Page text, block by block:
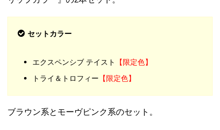
セットカラー
エクスペンシブ テイスト
【限定色】
トライ＆トロフィー 【限定色】
ブラウン系とモーヴピンク系のセット。